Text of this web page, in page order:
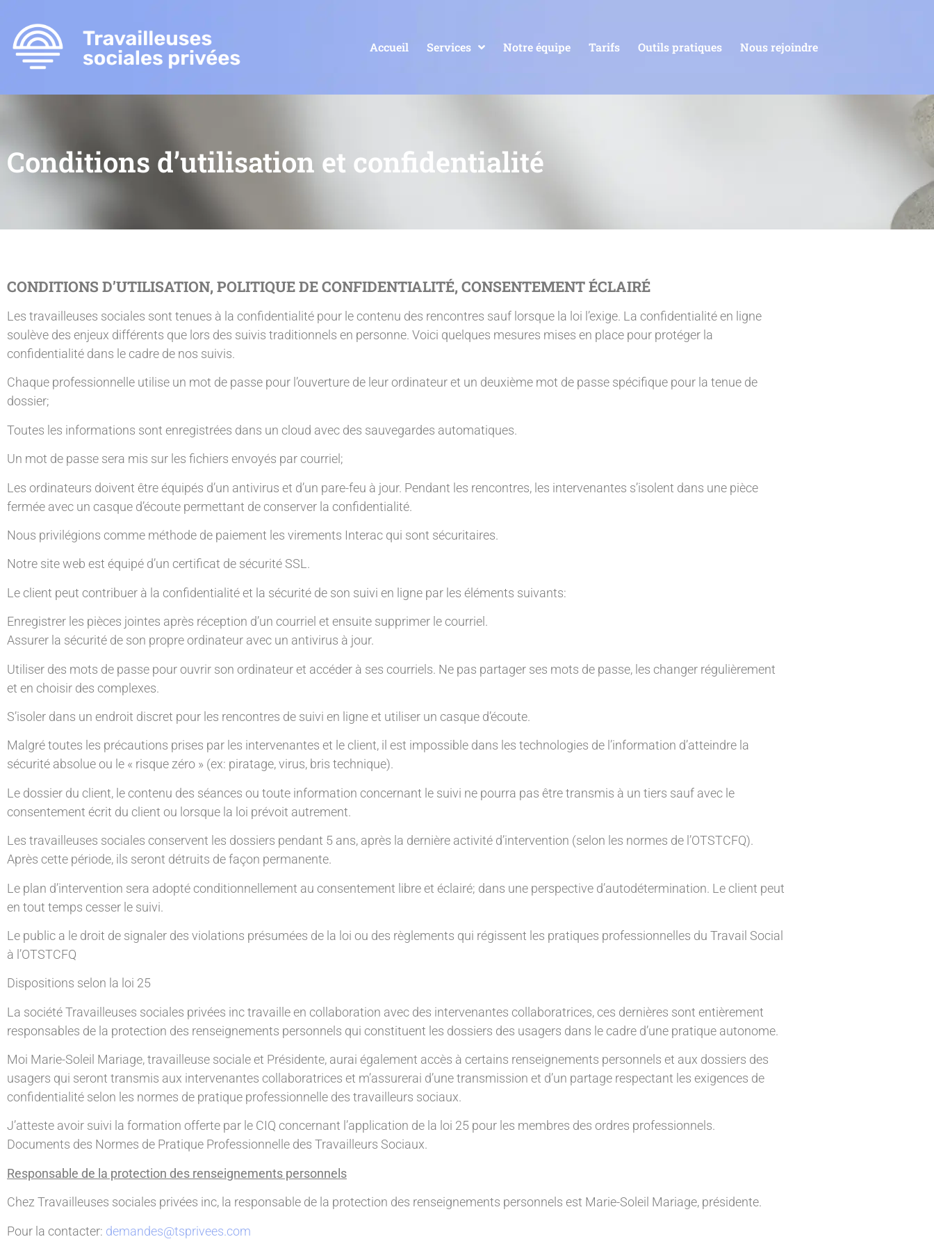
Accueil Services Notre équipe Tarifs Outils pratiques Nous rejoindre
Conditions d’utilisation et confidentialité
CONDITIONS D’UTILISATION, POLITIQUE DE CONFIDENTIALITÉ, CONSENTEMENT ÉCLAIRÉ
Les travailleuses sociales sont tenues à la confidentialité pour le contenu des rencontres sauf lorsque la loi l’exige. La confidentialité en ligne
soulève des enjeux différents que lors des suivis traditionnels en personne. Voici quelques mesures mises en place pour protéger la
confidentialité dans le cadre de nos suivis.
Chaque professionnelle utilise un mot de passe pour l’ouverture de leur ordinateur et un deuxième mot de passe spécifique pour la tenue de
dossier;
Toutes les informations sont enregistrées dans un cloud avec des sauvegardes automatiques.
Un mot de passe sera mis sur les fichiers envoyés par courriel;
Les ordinateurs doivent être équipés d’un antivirus et d’un pare-feu à jour. Pendant les rencontres, les intervenantes s’isolent dans une pièce
fermée avec un casque d’écoute permettant de conserver la confidentialité.
Nous privilégions comme méthode de paiement les virements Interac qui sont sécuritaires.
Notre site web est équipé d’un certificat de sécurité SSL.
Le client peut contribuer à la confidentialité et la sécurité de son suivi en ligne par les éléments suivants:
Enregistrer les pièces jointes après réception d’un courriel et ensuite supprimer le courriel.
Assurer la sécurité de son propre ordinateur avec un antivirus à jour.
Utiliser des mots de passe pour ouvrir son ordinateur et accéder à ses courriels. Ne pas partager ses mots de passe, les changer régulièrement
et en choisir des complexes.
S’isoler dans un endroit discret pour les rencontres de suivi en ligne et utiliser un casque d’écoute.
Malgré toutes les précautions prises par les intervenantes et le client, il est impossible dans les technologies de l’information d’atteindre la
sécurité absolue ou le « risque zéro » (ex: piratage, virus, bris technique).
Le dossier du client, le contenu des séances ou toute information concernant le suivi ne pourra pas être transmis à un tiers sauf avec le
consentement écrit du client ou lorsque la loi prévoit autrement.
Les travailleuses sociales conservent les dossiers pendant 5 ans, après la dernière activité d’intervention (selon les normes de l’OTSTCFQ).
Après cette période, ils seront détruits de façon permanente.
Le plan d’intervention sera adopté conditionnellement au consentement libre et éclairé; dans une perspective d’autodétermination. Le client peut
en tout temps cesser le suivi.
Le public a le droit de signaler des violations présumées de la loi ou des règlements qui régissent les pratiques professionnelles du Travail Social
à l’OTSTCFQ
Dispositions selon la loi 25
La société Travailleuses sociales privées inc travaille en collaboration avec des intervenantes collaboratrices, ces dernières sont entièrement
responsables de la protection des renseignements personnels qui constituent les dossiers des usagers dans le cadre d’une pratique autonome.
Moi Marie-Soleil Mariage, travailleuse sociale et Présidente, aurai également accès à certains renseignements personnels et aux dossiers des
usagers qui seront transmis aux intervenantes collaboratrices et m’assurerai d’une transmission et d’un partage respectant les exigences de
confidentialité selon les normes de pratique professionnelle des travailleurs sociaux.
J’atteste avoir suivi la formation offerte par le CIQ concernant l’application de la loi 25 pour les membres des ordres professionnels.
Documents des Normes de Pratique Professionnelle des Travailleurs Sociaux.
Responsable de la protection des renseignements personnels
Chez Travailleuses sociales privées inc, la responsable de la protection des renseignements personnels est Marie-Soleil Mariage, présidente.
Pour la contacter: demandes@tsprivees.com